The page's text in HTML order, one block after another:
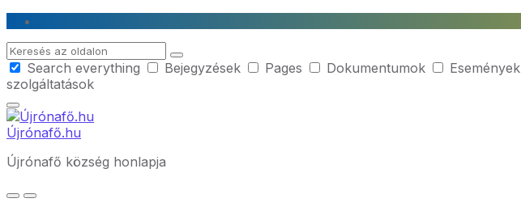
Skip
content
Skip
main
navigation
Skip
footer
Search
Search everything
Bejegyzések Pages Dokumentumok Események
szolgáltatások
Újrónafő.hu
Újrónafő község honlapja